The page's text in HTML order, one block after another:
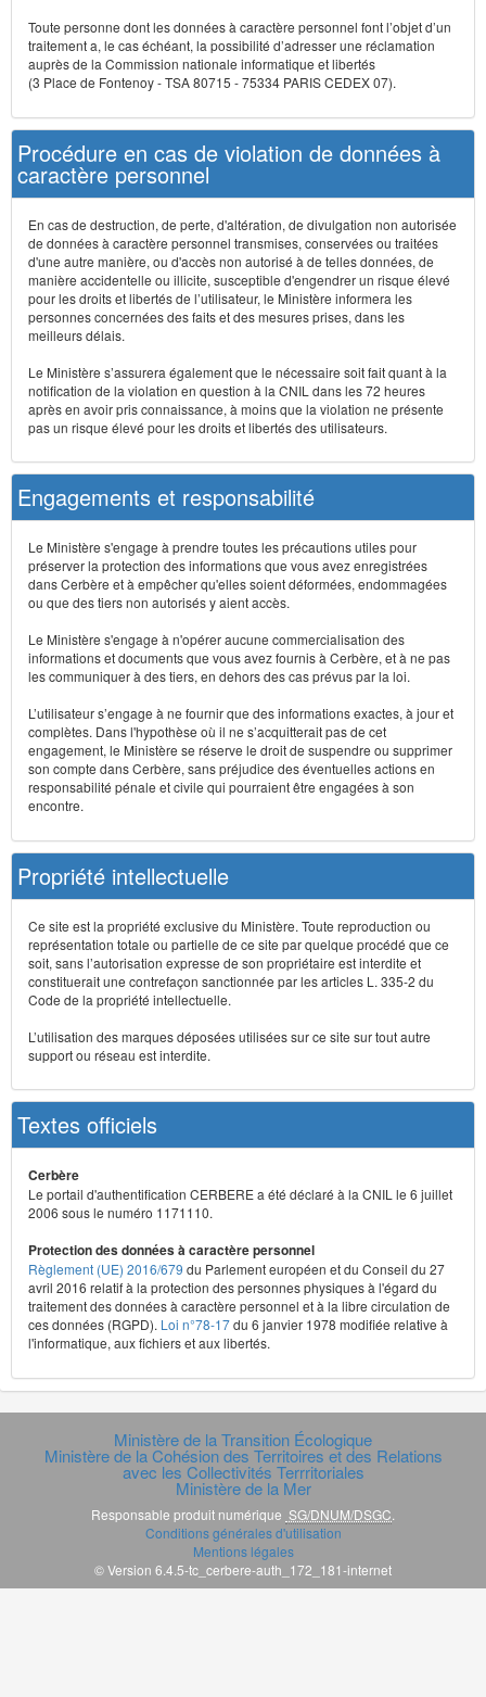
Toute personne dont les données à caractère personnel font l’objet d’un
traitement a, le cas échéant, la possibilité d’adresser une réclamation
auprès de la Commission nationale informatique et libertés
(3 Place de Fontenoy - TSA 80715 - 75334 PARIS CEDEX 07).
Procédure en cas de violation de données à
caractère personnel
En cas de destruction, de perte, d'altération, de divulgation non autorisée
de données à caractère personnel transmises, conservées ou traitées
d'une autre manière, ou d'accès non autorisé à de telles données, de
manière accidentelle ou illicite, susceptible d'engendrer un risque élevé
pour les droits et libertés de l’utilisateur, le Ministère informera les
personnes concernées des faits et des mesures prises, dans les
meilleurs délais.
Le Ministère s’assurera également que le nécessaire soit fait quant à la
notification de la violation en question à la CNIL dans les 72 heures
après en avoir pris connaissance, à moins que la violation ne présente
pas un risque élevé pour les droits et libertés des utilisateurs.
Engagements et responsabilité
Le Ministère s'engage à prendre toutes les précautions utiles pour
préserver la protection des informations que vous avez enregistrées
dans Cerbère et à empêcher qu'elles soient déformées, endommagées
ou que des tiers non autorisés y aient accès.
Le Ministère s'engage à n'opérer aucune commercialisation des
informations et documents que vous avez fournis à Cerbère, et à ne pas
les communiquer à des tiers, en dehors des cas prévus par la loi.
L’utilisateur s’engage à ne fournir que des informations exactes, à jour et
complètes. Dans l'hypothèse où il ne s’acquitterait pas de cet
engagement, le Ministère se réserve le droit de suspendre ou supprimer
son compte dans Cerbère, sans préjudice des éventuelles actions en
responsabilité pénale et civile qui pourraient être engagées à son
encontre.
Propriété intellectuelle
Ce site est la propriété exclusive du Ministère. Toute reproduction ou
représentation totale ou partielle de ce site par quelque procédé que ce
soit, sans l’autorisation expresse de son propriétaire est interdite et
constituerait une contrefaçon sanctionnée par les articles L. 335-2 du
Code de la propriété intellectuelle.
L’utilisation des marques déposées utilisées sur ce site sur tout autre
support ou réseau est interdite.
Textes officiels
Cerbère
Le portail d'authentification CERBERE a été déclaré à la CNIL le 6 juillet
2006 sous le numéro 1171110.
Protection des données à caractère personnel
Règlement (UE) 2016/679 du Parlement européen et du Conseil du 27
avril 2016 relatif à la protection des personnes physiques à l'égard du
traitement des données à caractère personnel et à la libre circulation de
ces données (RGPD). Loi n°78-17du 6 janvier 1978 modifiée relative à
l'informatique, aux fichiers et aux libertés.
Ministère de la Transition Écologique
Ministère de la Cohésion des Territoires et des Relations
avec les Collectivités Terrritoriales
Ministère de la Mer
Responsable produit numérique SG/DNUM/DSGC
Conditions générales d'utilisation
Mentions légales
© Version 6.4.5-tc_cerbere-auth_172_181-internet